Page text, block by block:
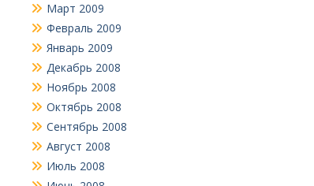
Март 2009
Февраль 2009
Январь 2009
Декабрь 2008
Ноябрь 2008
Октябрь 2008
Сентябрь 2008
Август 2008
Июль 2008